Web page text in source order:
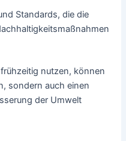
Standards, die die
nutzen, können
sondern auch einen
der Umwelt